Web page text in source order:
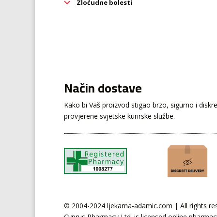
Zloćudne bolesti
Način dostave
Kako bi Vaš proizvod stigao brzo, sigurno i
provjerene svjetske kurirske službe.
© 2004-2024 ljekarna-adamic.com | All rights